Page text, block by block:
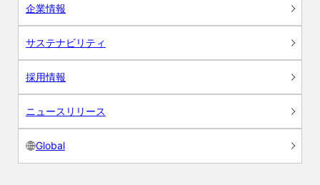
企業情報
サステナビリティ
採用情報
ニュースリリース
Global